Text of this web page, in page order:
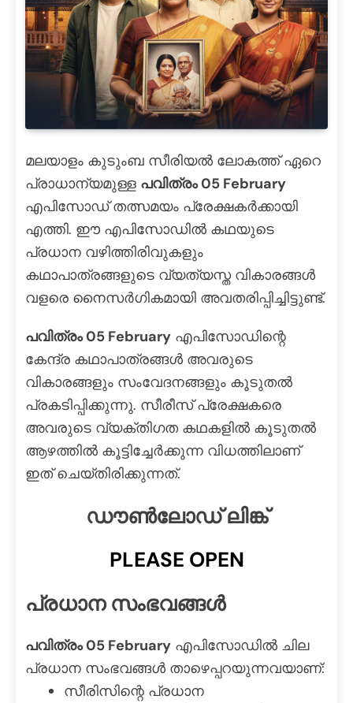
മലയാളം കുടുംബ സീരിയൽ ലോകത്ത് ഏറെ
പ്രാധാന്യമുള്ള പവിത്രം 05 February
എപിസോഡ് തത്സമയം പ്രേക്ഷകർക്കായി
എത്തി. ഈ എപിസോഡിൽ കഥയുടെ
പ്രധാന വഴിത്തിരിവുകളും
കഥാപാത്രങ്ങളുടെ വ്യത്യസ്ത വികാരങ്ങൾ
വളരെ നൈസർഗികമായി അവതരിപ്പിച്ചിട്ടുണ്ട്.
പവിത്രം 05 February എപിസോഡിന്റെ
കേന്ദ്ര കഥാപാത്രങ്ങൾ അവരുടെ
വികാരങ്ങളും സംവേദനങ്ങളും കൂടുതൽ
പ്രകടിപ്പിക്കുന്നു. സീരീസ് പ്രേക്ഷകരെ
അവരുടെ വ്യക്തിഗത കഥകളിൽ കൂടുതൽ
ആഴത്തിൽ കൂട്ടിച്ചേർക്കുന്ന വിധത്തിലാണ്
ഇത് ചെയ്തിരിക്കുന്നത്.
ഡൗൺലോഡ് ലിങ്ക്
PLEASE OPEN
പ്രധാന സംഭവങ്ങൾ
പവിത്രം 05 February എപിസോഡിൽ ചില
പ്രധാന സംഭവങ്ങൾ താഴെപ്പറയുന്നവയാണ്:
സീരിസിന്റെ പ്രധാന